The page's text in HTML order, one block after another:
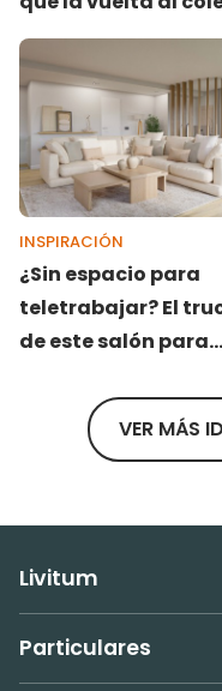
invada tu hogar
INSPIRACIÓN
¿Sin espacio para
teletrabajar? El
de este salón para
elegante sin obras
VER MÁS
Livitum
Particulares